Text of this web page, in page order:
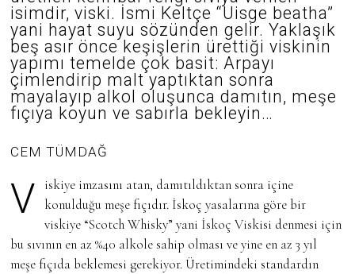
A
2
0
2
5
isimdir, viski. İsmi Keltçe “Uisge beatha”
yani hayat suyu sözünden gelir. Yaklaşık
beş asır önce keşişlerin ürettiği viskinin
yapımı temelde çok basit: Arpayı
çimlendirip malt yaptıktan sonra
mayalayıp alkol oluşunca damıtın, meşe
fıçıya koyun ve sabırla bekleyin…
CEM TÜMDAĞ
Viskiye imzasını atan, damıtıldıktan sonra içine
konulduğu meşe fıçıdır. İskoç yasalarına göre bir
viskiye “Scotch Whisky” yani İskoç Viskisi denmesi için
bu sıvının en az %40 alkole sahip olması ve yine en az 3 yıl
meşe fıçıda beklemesi gerekiyor. Üretimindeki standardın